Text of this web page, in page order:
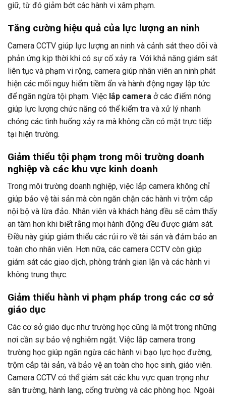
giữ, từ đó giảm bớt các hành vi xâm phạm.
Tăng cường hiệu quả của lực lượng an ninh
Camera CCTV giúp lực lượng an ninh và cảnh sát theo dõi và
phản ứng kịp thời khi có sự cố xảy ra. Với khả năng giám sát
liên tục và phạm vi rộng, camera giúp nhân viên an ninh phát
hiện các mối nguy hiểm tiềm ẩn và hành động ngay lập tức
để ngăn ngừa tội phạm. Việc lắp camera ở các điểm nóng
giúp lực lượng chức năng có thể kiểm tra và xử lý nhanh
chóng các tình huống xảy ra mà không cần có mặt trực tiếp
tại hiện trường.
Giảm thiểu tội phạm trong môi trường doanh
nghiệp và các khu vực kinh doanh
Trong môi trường doanh nghiệp, việc lắp camera không chỉ
giúp bảo vệ tài sản mà còn ngăn chặn các hành vi trộm cắp
nội bộ và lừa đảo. Nhân viên và khách hàng đều sẽ cảm thấy
an tâm hơn khi biết rằng mọi hành động đều được giám sát.
Điều này giúp giảm thiểu các rủi ro về tài sản và đảm bảo an
toàn cho nhân viên. Hơn nữa, các camera CCTV còn giúp
giám sát các giao dịch, phòng tránh gian lận và các hành vi
không trung thực.
Giảm thiểu hành vi phạm pháp trong các cơ sở
giáo dục
Các cơ sở giáo dục như trường học cũng là một trong những
nơi cần sự bảo vệ nghiêm ngặt. Việc lắp camera trong
trường học giúp ngăn ngừa các hành vi bạo lực học đường,
trộm cắp tài sản, và bảo vệ an toàn cho học sinh, giáo viên.
Camera CCTV có thể giám sát các khu vực quan trọng như
sân trường, hành lang, cổng trường và các phòng học. Ngoài